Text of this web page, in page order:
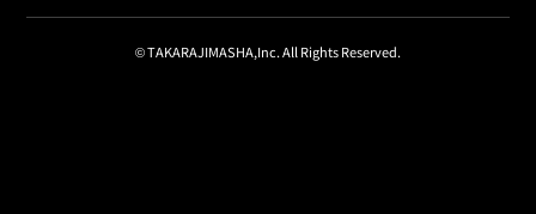
© TAKARAJIMASHA,Inc. All Rights Reserved.